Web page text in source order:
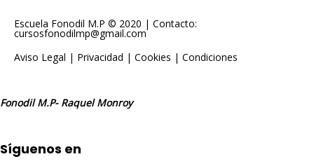
Escuela Fonodil M.P © 2020 | Contacto:
cursosfonodilmp@gmail.com
Aviso Legal | Privacidad | Cookies | Condiciones
Fonodil M.P- Raquel Monroy
Síguenos en